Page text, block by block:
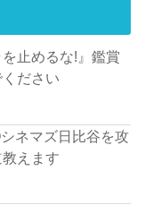
を止めるな!』鑑賞
ださい
ネマズ日比谷を攻
えます